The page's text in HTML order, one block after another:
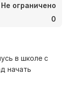
Не ограничено
0
в школе с
начать